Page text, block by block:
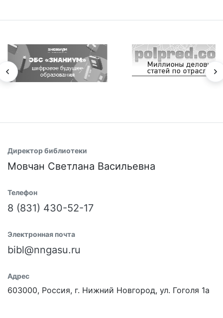
Директор библиотеки
Мовчан Светлана Васильевна
Телефон
8 (831) 430-52-17
Электронная почта
bibl@nngasu.ru
Адрес
603000, Россия, г. Нижний Новгород, ул. Гоголя 1а